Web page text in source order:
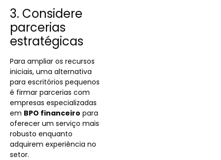
3. Considere
parcerias
estratégicas
Para ampliar os recursos
iniciais, uma alternativa
para escritórios pequenos
é firmar parcerias com
empresas especializadas
em BPO financeiro para
oferecer um serviço mais
robusto enquanto
adquirem experiência no
setor.